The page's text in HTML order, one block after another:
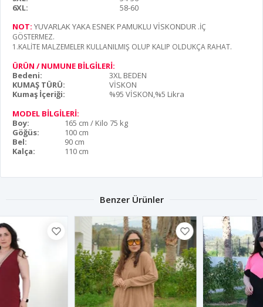
6XL:
58-60
NOT: YUVARLAK YAKA ESNEK PAMUKLU VİSKONDUR .İÇ
GÖSTERMEZ.
1.KALİTE MALZEMELER KULLANILMIŞ OLUP KALIP OLDUKÇA RAHAT.
ÜRÜN / NUMUNE BİLGİLERİ:
Bedeni:
3XL BEDEN
KUMAŞ TÜRÜ:
VİSKON
Kumaş İçeriği:
%95 VİSKON,%5 Likra
MODEL BİLGİLERİ:
Boy:
165 cm / Kilo 75 kg
Göğüs:
100 cm
Bel:
90 cm
Kalça:
110 cm
Benzer Ürünler